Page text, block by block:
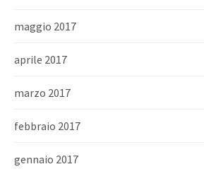
maggio 2017
aprile 2017
marzo 2017
febbraio 2017
gennaio 2017